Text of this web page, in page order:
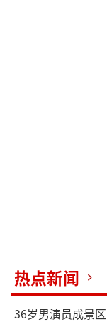
热点新闻
36岁男演员成景